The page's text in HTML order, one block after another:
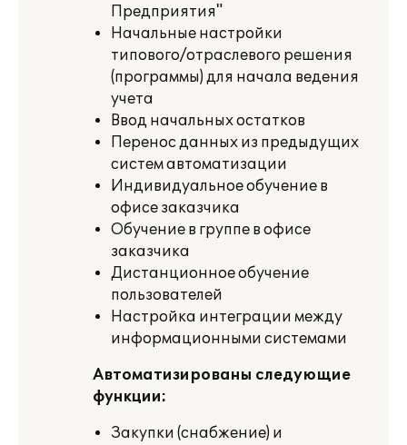
Предприятия"
Начальные настройки
типового/отраслевого решения
(программы) для начала ведения
учета
Ввод начальных остатков
Перенос данных из предыдущих
систем автоматизации
Индивидуальное обучение в
офисе заказчика
Обучение в группе в офисе
заказчика
Дистанционное обучение
пользователей
Настройка интеграции между
информационными системами
Автоматизированы следующие
функции:
Закупки (снабжение) и